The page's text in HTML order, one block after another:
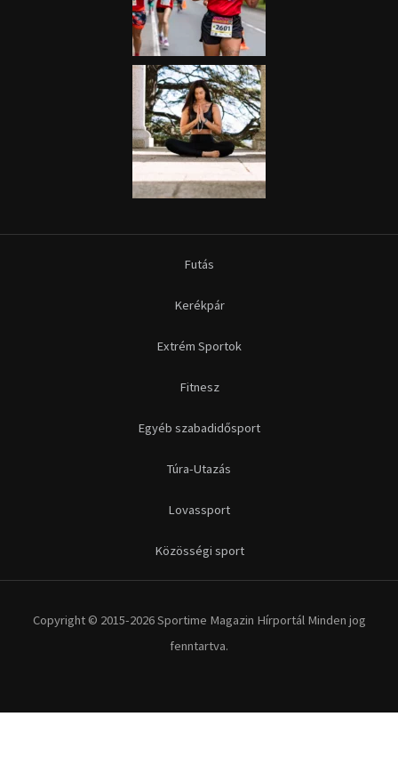
Futás
Kerékpár
Extrém Sportok
Fitnesz
Egyéb szabadidősport
Túra-Utazás
Lovassport
Közösségi sport
Copyright © 2015-2026 Sportime Magazin Hírportál Minden jog
fenntartva.